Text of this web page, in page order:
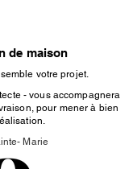
de maison
votre projet.
- vous accompagnera
pour mener à bien
Marie